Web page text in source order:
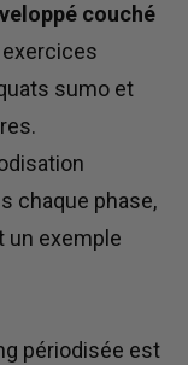
couché
sumo et
chaque phase,
un exemple
périodisée est